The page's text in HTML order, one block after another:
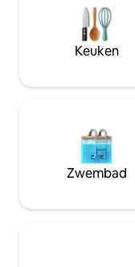
verfijning, weg van
stad. Of het nu gaat
ontspannend
kwaliteitstijd door
woning biedt een
een andere wereld.
Keuken
Zwembad